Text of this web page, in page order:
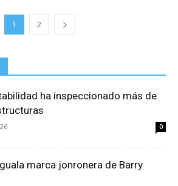
1 2
ha inspeccionado más de
0
marca jonronera de Barry